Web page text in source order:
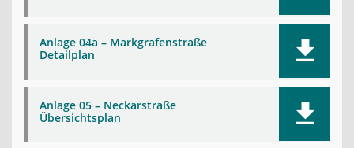
Anlage 04a – Markgrafenstraße
Detailplan
Anlage 05 – Neckarstraße
Übersichtsplan